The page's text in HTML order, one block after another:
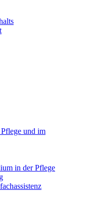
und im
in der Pflege